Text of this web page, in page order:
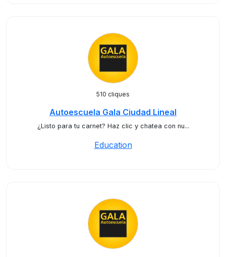
510 cliques
Autoescuela Gala Ciudad Lineal
¿Listo para tu carnet? Haz clic y chatea con nu...
Education